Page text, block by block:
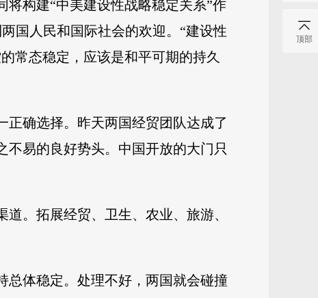
构建“中美建设性战略稳定关系”作
国人民和国际社会的欢迎。“建设性
常态稳定，应该是和平可期的持久
确选择。昨天两国经贸团队达成了
易的良好势头。中国开放的大门只
。拓展经贸、卫生、农业、旅游、
总体稳定。处理不好，两国就会碰撞
顶部